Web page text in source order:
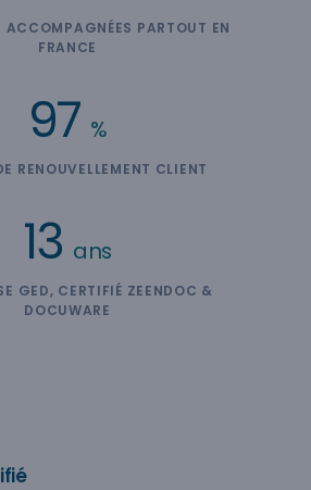
ACCOMPAGNÉES PARTOUT EN
FRANCE
97 %
RENOUVELLEMENT CLIENT
13 ans
GED, CERTIFIÉ ZEENDOC &
DOCUWARE